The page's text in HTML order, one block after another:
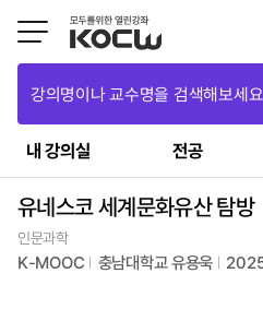
강의명이나 교수명을 검색해보세요
내 강의실 전공
유네스코 세계문화유산 탐방
인문과학
K-MOOC 충남대학교 유용욱